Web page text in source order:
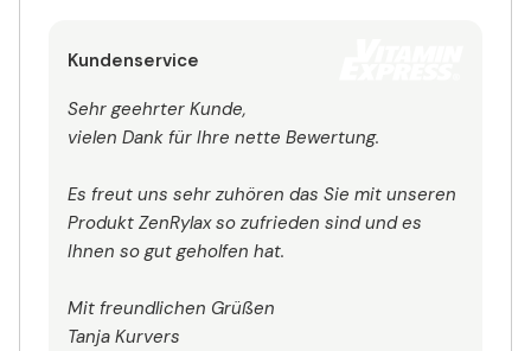
Kundenservice
Sehr geehrter Kunde,
vielen Dank für Ihre nette Bewertung.
Es freut uns sehr zuhören das Sie mit unseren
Produkt ZenRylax so zufrieden sind und es
Ihnen so gut geholfen hat.
Mit freundlichen Grüßen
Tanja Kurvers